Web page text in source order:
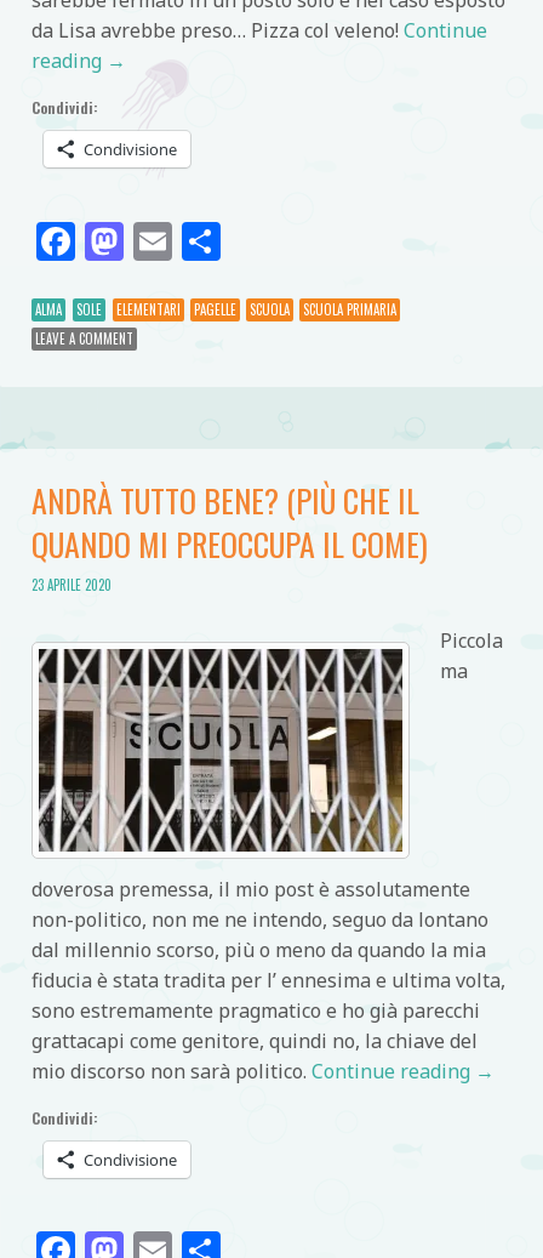
da Lisa avrebbe preso… Pizza col veleno! Continue
reading →
Condividi:
Condivisione
Facebook
Mastodon
EmailCondividi
ALMA SOLE ELEMENTARI PAGELLE SCUOLA
SCUOLA PRIMARIA
LEAVE A COMMENT
ANDRÀ TUTTO BENE? (PIÙ CHE IL
QUANDO MI PREOCCUPA IL COME)
23 APRILE 2020
Piccola
ma
doverosa premessa, il mio post è assolutamente
non-politico, non me ne intendo, seguo da lontano
dal millennio scorso, più o meno da quando la mia
fiducia è stata tradita per l’ ennesima e ultima volta,
sono estremamente pragmatico e ho già parecchi
grattacapi come genitore, quindi no, la chiave del
mio discorso non sarà politico. Continue reading →
Condividi:
Condivisione